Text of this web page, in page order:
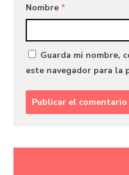
Nombre *
Guarda mi nombre,
este navegador para la